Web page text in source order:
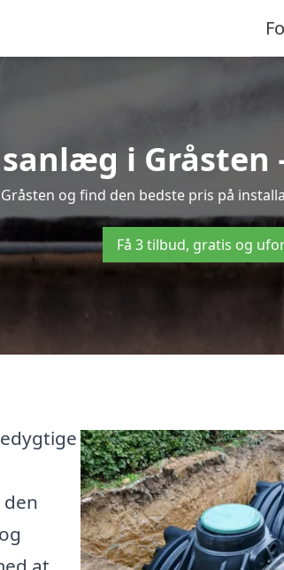
i
og find den bedste pris på
Få 3 tilbud, gratis og